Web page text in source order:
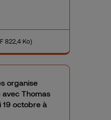
822,4 Ko)
organise
Thomas
19 octobre à